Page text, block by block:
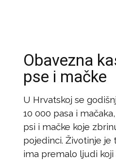
Obavezna
pse i mačke
U Hrvatskoj se
10 000 pasa i
psi i mačke koje
pojedinci. Životinje
ima premalo ljudi